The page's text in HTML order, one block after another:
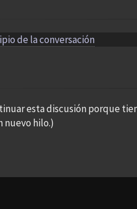
de la conversación
esta discusión porque
nuevo hilo.)